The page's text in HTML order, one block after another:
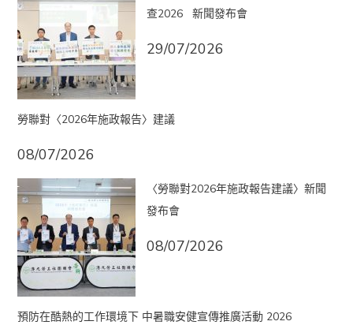
查2026 新聞發布會
29/07/2026
勞聯對〈2026年施政報告〉建議
08/07/2026
〈勞聯對2026年施政報告建議〉新聞
發布會
08/07/2026
預防在酷熱的工作環境下 中暑職安健宣傳推廣活動 2026